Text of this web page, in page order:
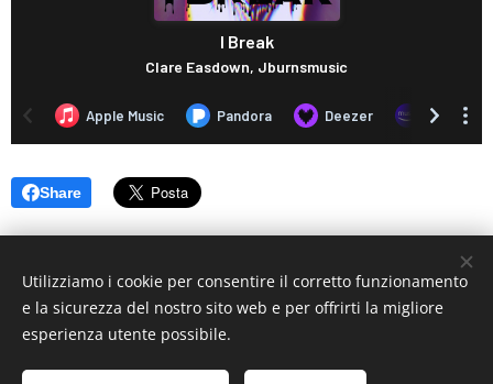
Share
© 2019 www.artistionline.tv
Email: info@artistionline.tv Tel.3925001708 P.IVA 02838250351
Utilizziamo i cookie per consentire il corretto funzionamento
e la sicurezza del nostro sito web e per offrirti la migliore
esperienza utente possibile.